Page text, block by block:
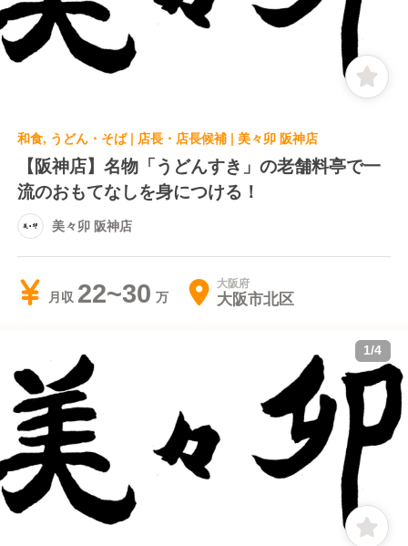
和食, うどん・そば | 店長・店長候補 | 美々卯 阪神店
【阪神店】名物「うどんすき」の老舗料亭で一
流のおもてなしを身につける！
美々卯 阪神店
月収 22~30 大阪府
大阪市北区
1/4